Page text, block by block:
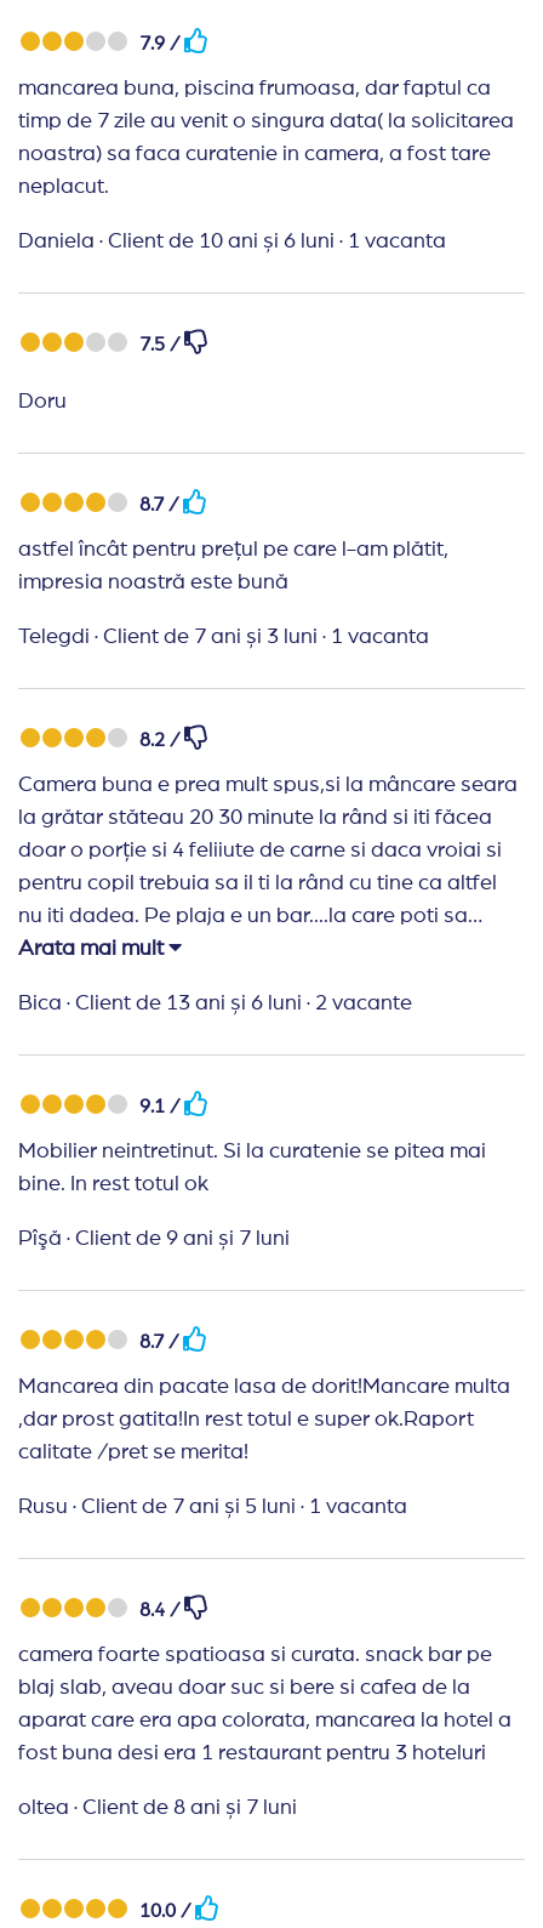
7.9 /
mancarea buna, piscina frumoasa, dar faptul ca
timp de 7 zile au venit o singura data( la solicitarea
noastra) sa faca curatenie in camera, a fost tare
neplacut.
Daniela · Client de 10 ani și 6 luni · 1 vacanta
7.5 /
Doru
8.7 /
astfel încât pentru prețul pe care l-am plătit,
impresia noastră este bună
Telegdi · Client de 7 ani și 3 luni · 1 vacanta
8.2 /
Camera buna e prea mult spus,si la mâncare seara
la grătar stăteau 20 30 minute la rând si iti făcea
doar o porție si 4 feliiute de carne si daca vroiai si
pentru copil trebuia sa il ti la rând cu tine ca altfel
nu iti dadea. Pe plaja e un bar....la care poti sa
consumi bere si suc acolo am fost tratați cu sila am
soțului sa plece....Nu o sa mai ajung la acest hotel
Arata mai mult
Bica · Client de 13 ani și 6 luni · 2 vacante
9.1 /
Mobilier neintretinut. Si la curatenie se pitea mai
bine. In rest totul ok
Pîşă · Client de 9 ani și 7 luni
8.7 /
Mancarea din pacate lasa de dorit!Mancare multa
,dar prost gatita!In rest totul e super ok.Raport
calitate /pret se merita!
Rusu · Client de 7 ani și 5 luni · 1 vacanta
8.4 /
camera foarte spatioasa si curata. snack bar pe
blaj slab, aveau doar suc si bere si cafea de la
aparat care era apa colorata, mancarea la hotel a
fost buna desi era 1 restaurant pentru 3 hoteluri
oltea · Client de 8 ani și 7 luni
10.0 /